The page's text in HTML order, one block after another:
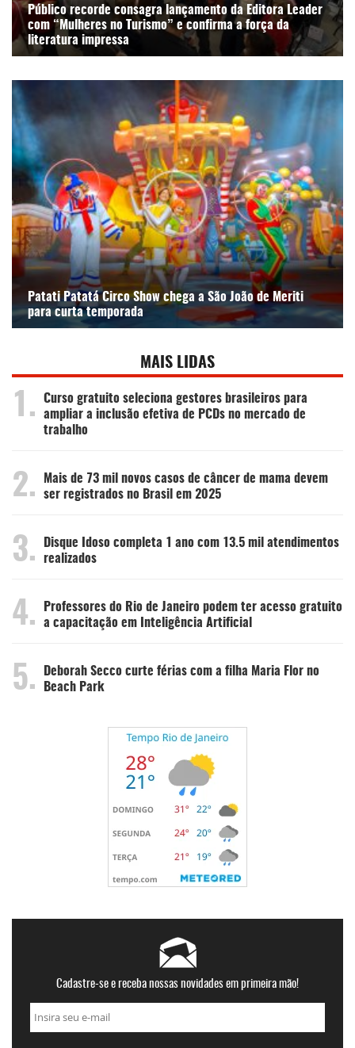
Público recorde consagra lançamento da Editora Leader
com “Mulheres no Turismo” e confirma a força da
literatura impressa
Patati Patatá Circo Show chega a São João de Meriti
para curta temporada
MAIS LIDAS
1.
Curso gratuito seleciona gestores brasileiros para
ampliar a inclusão efetiva de PCDs no mercado de
trabalho
2.
Mais de 73 mil novos casos de câncer de mama devem
ser registrados no Brasil em 2025
3.
Disque Idoso completa 1 ano com 13.5 mil atendimentos
realizados
4.
Professores do Rio de Janeiro podem ter acesso gratuito
a capacitação em Inteligência Artificial
5.
Deborah Secco curte férias com a filha Maria Flor no
Beach Park
Cadastre-se e receba nossas novidades em primeira mão!